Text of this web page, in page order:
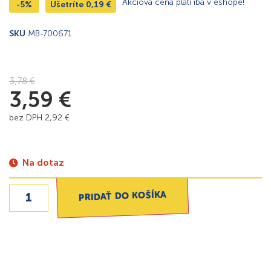
-5% Ušetríte 0,19 € Akciová cena platí iba v eshope!
SKU MB-700671
3,78€
3,59 €
bez DPH 2,92 €
Na dotaz
PRIDAŤ DO KOŠÍKA